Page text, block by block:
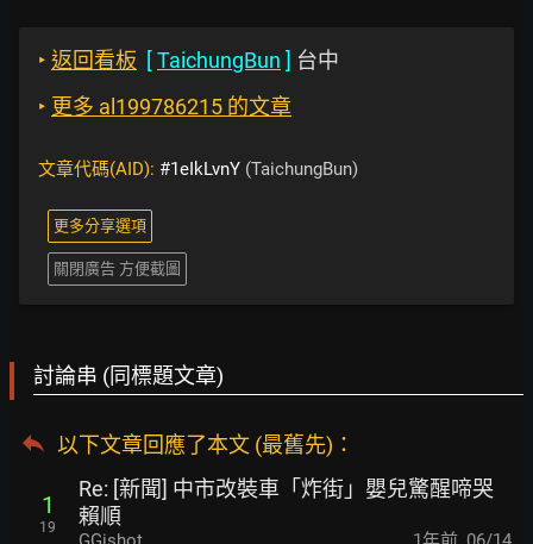
‣ 返回看板 [TaichungBun ] 台中
‣ 更多 al199786215 的文章
文章代碼(AID): #1eIkLvnY (TaichungBun)
更多分享選項
關閉廣告 方便截圖
討論串 (同標題文章)
以下文章回應了本文 (最舊先)：
1
19
Re: [新聞] 中市改裝車「炸街」嬰兒驚醒啼哭
賴順